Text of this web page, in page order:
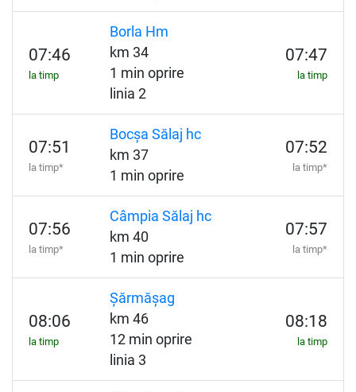
07:46
la timp
Borla Hm
km 34
1 min oprire
linia 2
07:47
la timp
07:51
la timp*
Bocșa Sălaj hc
km 37
1 min oprire
07:52
la timp*
07:56
la timp*
Câmpia Sălaj hc
km 40
1 min oprire
07:57
la timp*
08:06
la timp
Șărmășag
km 46
12 min oprire
linia 3
08:18
la timp